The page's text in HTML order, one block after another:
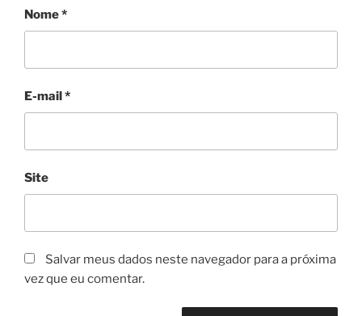
Nome*
E-mail*
Site
Salvar meus dados neste navegador para a próxima
vez que eu comentar.